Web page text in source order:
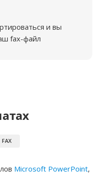
и вы
fax-файл
FAX
Microsoft PowerPoint,